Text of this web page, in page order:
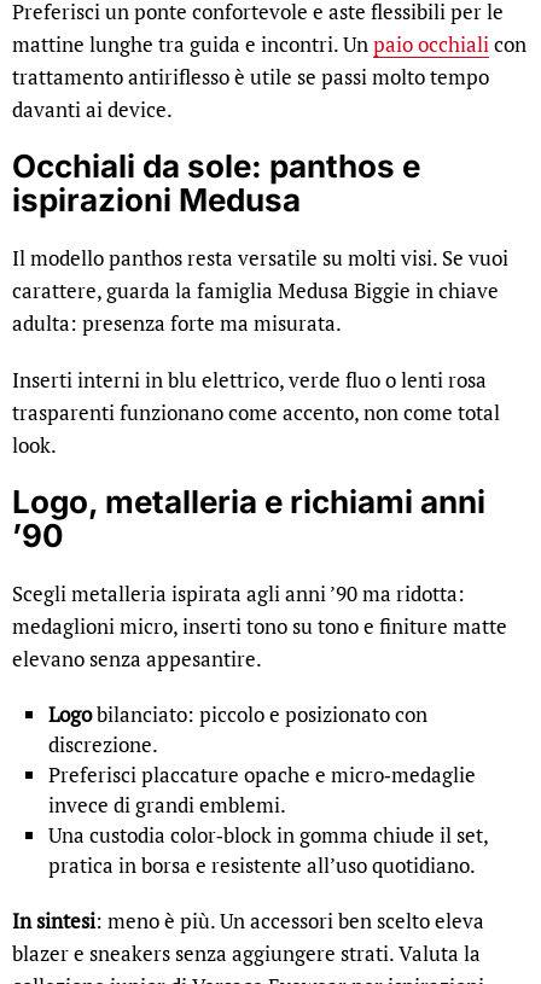
Preferisci un ponte confortevole e aste flessibili per le
mattine lunghe tra guida e incontri. Un paio occhiali con
trattamento antiriflesso è utile se passi molto tempo
davanti ai device.
Occhiali da sole: panthos e
ispirazioni Medusa
Il modello panthos resta versatile su molti visi. Se vuoi
carattere, guarda la famiglia Medusa Biggie in chiave
adulta: presenza forte ma misurata.
Inserti interni in blu elettrico, verde fluo o lenti rosa
trasparenti funzionano come accento, non come total
look.
Logo, metalleria e richiami anni
’90
Scegli metalleria ispirata agli anni ’90 ma ridotta:
medaglioni micro, inserti tono su tono e finiture matte
elevano senza appesantire.
Logobilanciato: piccolo e posizionato con
discrezione.
Preferisci placcature opache e micro‑medaglie
invece di grandi emblemi.
Una custodia color‑block in gomma chiude il set,
pratica in borsa e resistente all’uso quotidiano.
In sintesi: meno è più. Un accessori ben scelto eleva
blazer e sneakers senza aggiungere strati. Valuta la